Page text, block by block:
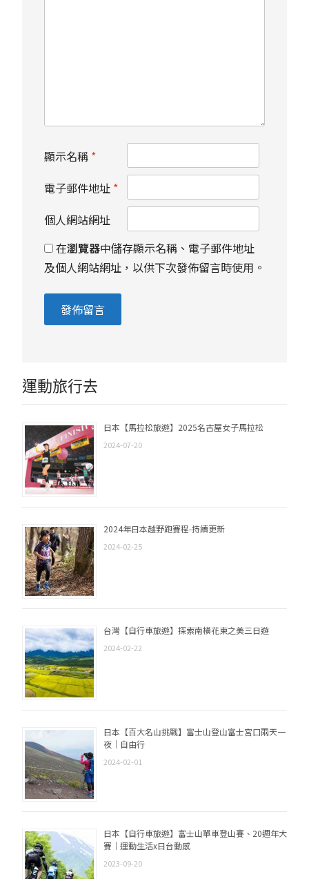
顯示名稱 *
電子郵件地址 *
個人網站網址
在瀏覽器中儲存顯示名稱、電子郵件地址
及個人網站網址，以供下次發佈留言時使用。
運動旅行去
日本【馬拉松旅遊】2025名古屋女子馬拉松
2024-07-20
2024年日本越野跑賽程-持續更新
2024-02-25
台灣【自行車旅遊】探索南橫花東之美三日遊
2024-02-22
日本【百大名山挑戰】富士山登山富士宮口兩天一
夜｜自由行
2024-02-01
日本【自行車旅遊】富士山單車登山賽、20週年大
賽｜運動生活x日台動感
2023-09-20